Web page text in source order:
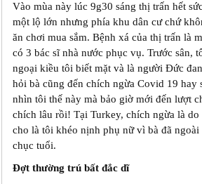
Vào mùa này lúc 9g30 sáng thị trấn hết
một lộ lớn nhưng phía khu dân cư chứ
ăn chơi mua sắm. Bệnh xá của thị trấn là
có 3 bác sĩ nhà nước phục vụ. Trước sân,
ngoại kiều tôi biết mặt và là người Đức
hỏi bà cũng đến chích ngừa Covid 19 hay
nhìn tôi thế này mà bảo giờ mới đến lượt
chích lâu rồi! Tại Turkey, chích ngừa là do
cho là tôi khéo nịnh phụ nữ vì bà đã
chục tuổi.
Đợt thường trú bất đắc dĩ